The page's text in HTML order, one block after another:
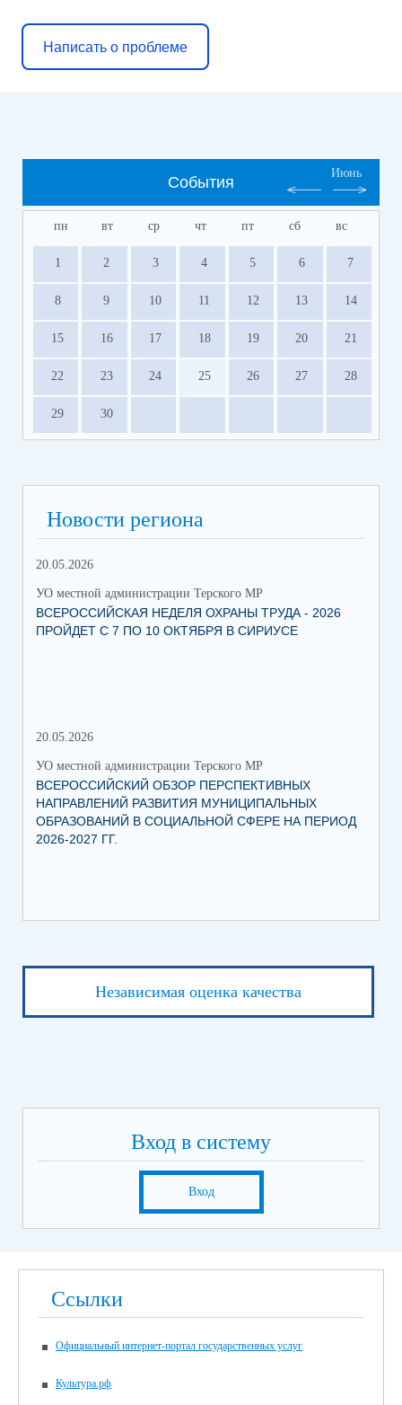
Написать о проблеме
События
Июнь
пн вт ср чт пт сб вс
1 2 3 4 5 6 7
8 9 10 11 12 13 14
15 16 17 18 19 20 21
22 23 24 25 26 27 28
29 30
Новости региона
20.05.2026
УО местной администрации Терского МР
ВСЕРОССИЙСКАЯ НЕДЕЛЯ ОХРАНЫ ТРУДА - 2026
ПРОЙДЕТ С 7 ПО 10 ОКТЯБРЯ В СИРИУСЕ
20.05.2026
УО местной администрации Терского МР
ВСЕРОССИЙСКИЙ ОБЗОР ПЕРСПЕКТИВНЫХ
НАПРАВЛЕНИЙ РАЗВИТИЯ МУНИЦИПАЛЬНЫХ
ОБРАЗОВАНИЙ В СОЦИАЛЬНОЙ СФЕРЕ НА ПЕРИОД
2026-2027 ГГ.
Независимая оценка качества
Вход в систему
Вход
Ссылки
Официальный интернет-портал государственных услуг
Культура.рф